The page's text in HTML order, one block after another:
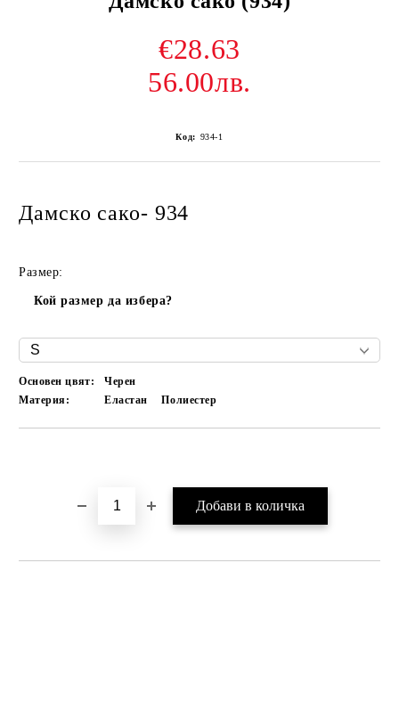
€28.63
56.00лв.
Код: 934-1
Дамско сако- 934
Размер:
Кой размер да избера?
Основен цвят:
Черен
Материя:
Еластан Полиестер